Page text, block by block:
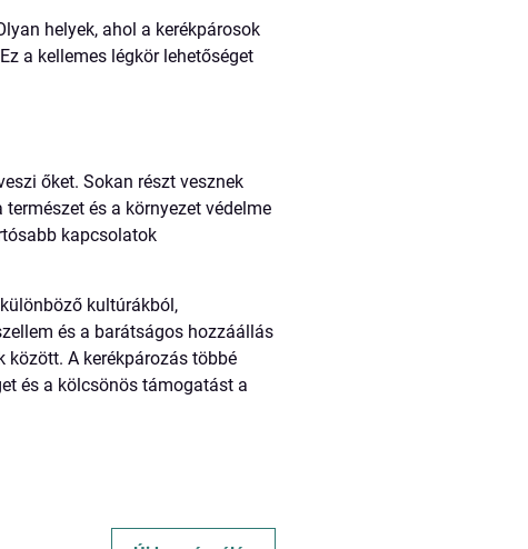
helyek, ahol a kerékpárosok
a kellemes légkör lehetőséget
őket. Sokan részt vesznek
és a környezet védelme
kapcsolatok
kultúrákból,
és a barátságos hozzáállás
között. A kerékpározás többé
és a kölcsönös támogatást a